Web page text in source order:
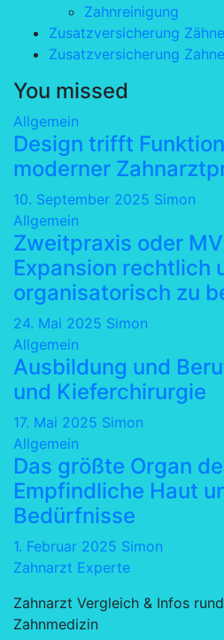
Zahnreinigung
Zusatzversicherung Zähne
Zusatzversicherung
You missed
Allgemein
Design trifft
moderner
10. September 2025 Simon
Allgemein
Zweitpraxis oder
Expansion rechtlich
organisatorisch zu
24. Mai 2025 Simon
Allgemein
Ausbildung und
und Kieferchirurgie
17. Mai 2025 Simon
Allgemein
Das größte Organ
Empfindliche Haut
Bedürfnisse
1. Februar 2025 Simon
Zahnarzt Experte
Zahnarzt Vergleich & Infos
Zahnmedizin